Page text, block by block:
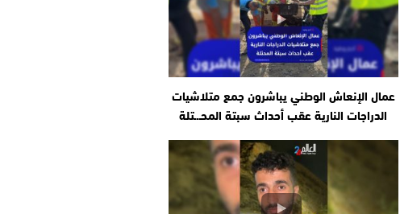
عمال الإنعاش الوطني يباشرون جمع متلاشيات
الدراجات النارية عقب أحداث سبتة المحـ.ـتلة